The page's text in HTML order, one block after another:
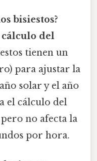
bisiestos?
cálculo del
tienen un
para ajustar la
solar y el año
el cálculo del
no afecta la
por hora.